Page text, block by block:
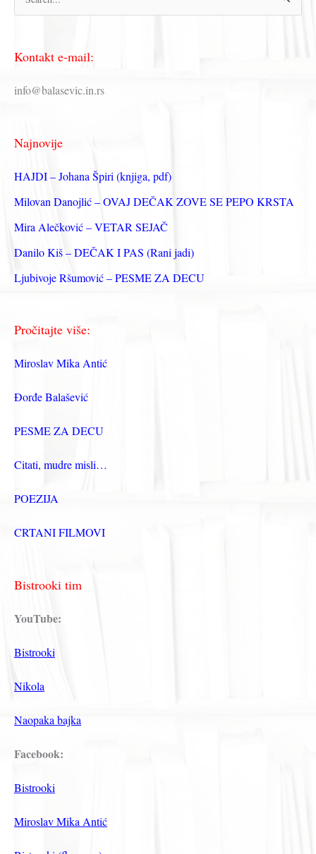
р
т
а
з
а
Kontakt e-mail:
info@balasevic.in.rs
Najnovije
HAJDI – Johana Špiri (knjiga, pdf)
Milovan Danojlić – OVAJ DEČAK ZOVE SE PEPO KRSTA
Mira Alečković – VETAR SEJAČ
Danilo Kiš – DEČAK I PAS (Rani jadi)
Ljubivoje Ršumović – PESME ZA DECU
Pročitajte više:
Miroslav Mika Antić
Đorđe Balašević
PESME ZA DECU
Citati, mudre misli…
POEZIJA
CRTANI FILMOVI
Bistrooki tim
YouTube:
Bistrooki
Nikola
Naopaka bajka
Facebook:
Bistrooki
Miroslav Mika Antić